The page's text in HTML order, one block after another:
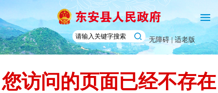
无障碍 |适老版
您访问的页面已经不存在